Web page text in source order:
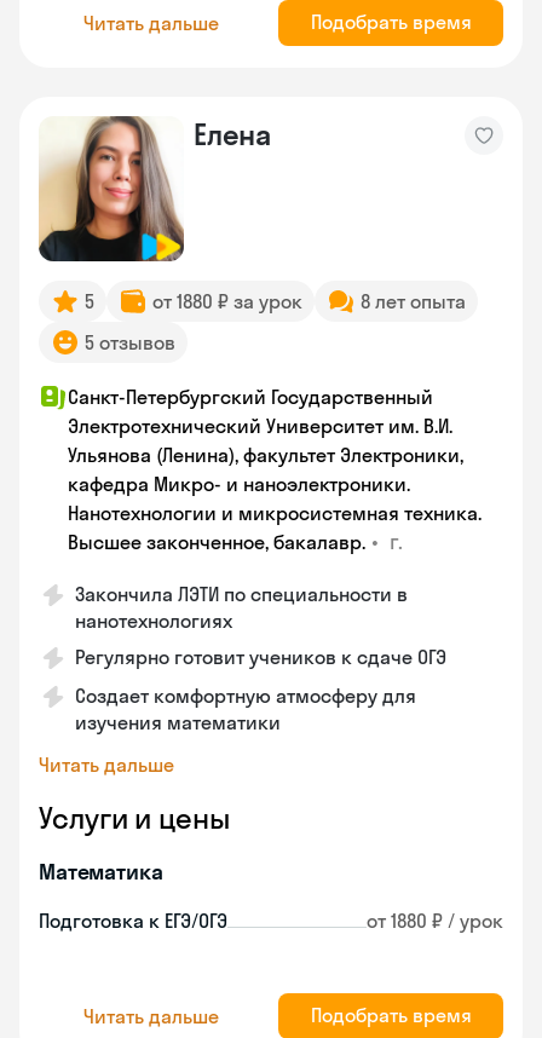
Читать дальше Подобрать время
Елена
5 от 1880 ₽ за урок
8 лет опыта
5 отзывов
Санкт-Петербургский Государственный
Электротехнический Университет им. В.И.
Ульянова (Ленина), факультет Электроники,
кафедра Микро- и наноэлектроники.
Нанотехнологии и микросистемная техника.
Высшее законченное, бакалавр. • г.
Закончила ЛЭТИ по специальности в
нанотехнологиях
Регулярно готовит учеников к сдаче ОГЭ
Создает комфортную атмосферу для
изучения математики
Читать дальше
Услуги и цены
Математика
Подготовка к ЕГЭ/ОГЭ от 1880 ₽ / урок
Читать дальше Подобрать время